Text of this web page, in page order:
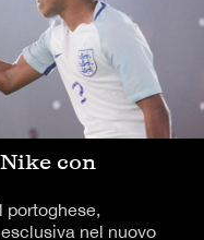
con
portoghese,
nel nuovo